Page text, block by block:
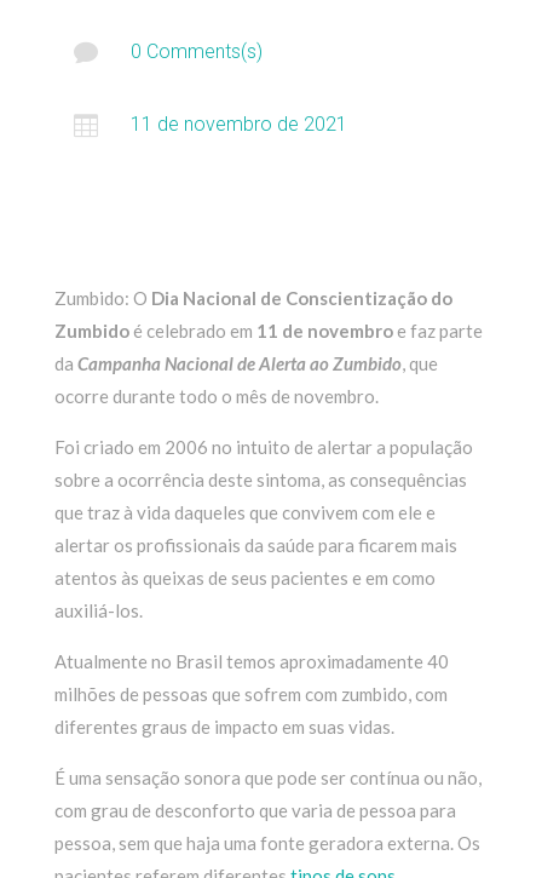
 0 Comments(s)
 11 de novembro de 2021
Zumbido: O Dia Nacional de Conscientização do
Zumbidoé celebrado em 11 de novembroe faz parte
da Campanha Nacional de Alerta ao Zumbido, que
ocorre durante todo o mês de novembro.
Foi criado em 2006 no intuito de alertar a população
sobre a ocorrência deste sintoma, as consequências
que traz à vida daqueles que convivem com ele e
alertar os profissionais da saúde para ficarem mais
atentos às queixas de seus pacientes e em como
auxiliá-los.
Atualmente no Brasil temos aproximadamente 40
milhões de pessoas que sofrem com zumbido, com
diferentes graus de impacto em suas vidas.
É uma sensação sonora que pode ser contínua ou não,
com grau de desconforto que varia de pessoa para
pessoa, sem que haja uma fonte geradora externa. Os